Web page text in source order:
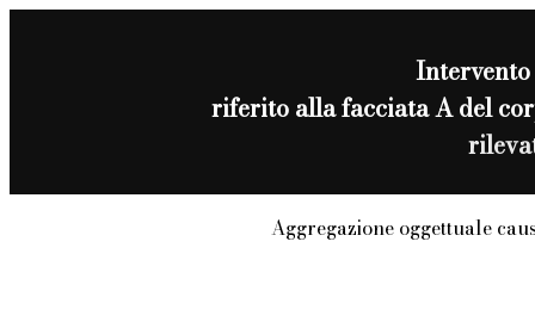
riferito alla facciata A del
Aggregazione oggettuale